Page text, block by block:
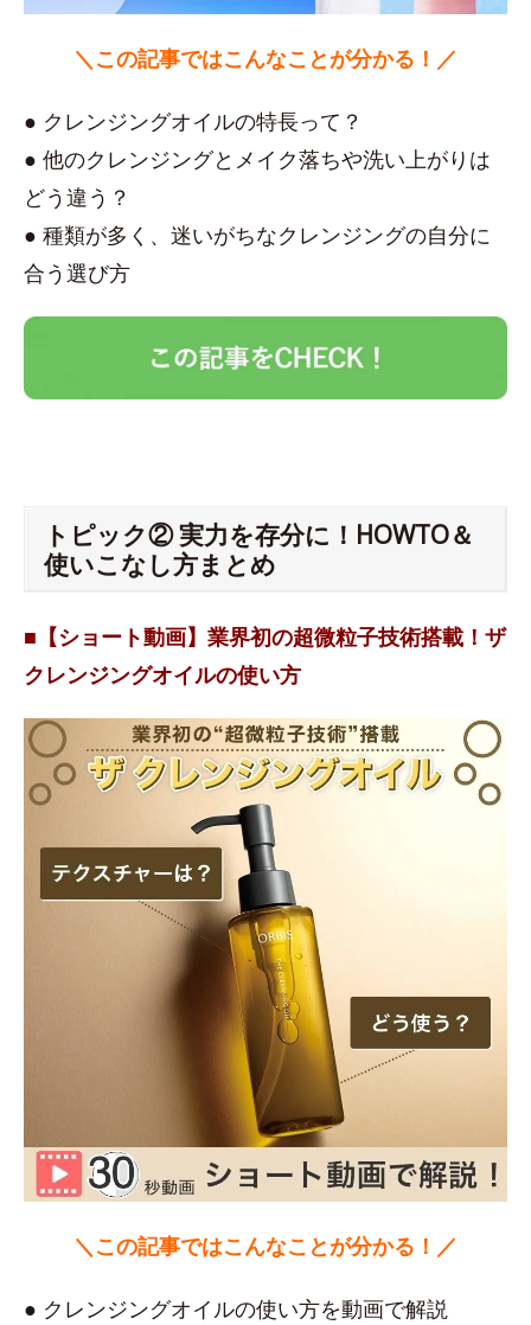
＼この記事ではこんなことが分かる！／
● クレンジングオイルの特長って？
● 他のクレンジングとメイク落ちや洗い上がりは
どう違う？
● 種類が多く、迷いがちなクレンジングの自分に
合う選び方
トピック② 実力を存分に！HOWTO＆
使いこなし方まとめ
■【ショート動画】業界初の超微粒子技術搭載！ザ
クレンジングオイルの使い方
＼この記事ではこんなことが分かる！／
● クレンジングオイルの使い方を動画で解説